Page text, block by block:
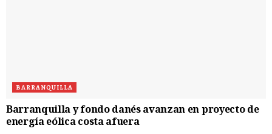
BARRANQUILLA
Barranquilla y fondo danés avanzan en proyecto de
energía eólica costa afuera